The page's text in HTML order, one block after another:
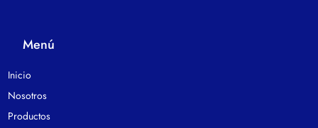
Menú
Inicio
Nosotros
Productos